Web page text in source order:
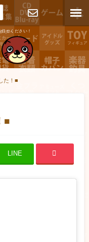
せください！
お問い合わ
せ
た！■
■
LINE